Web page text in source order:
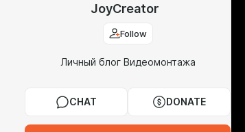
JoyCreator
Follow
Личный блог Видеомонтажа
CHAT DONATE